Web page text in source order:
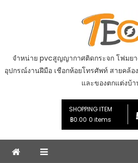
จำหน่าย pvcสูญญากาศติดกระจก โฟมย
อุปกรณ์งานฝีมือ เชือกห้อยโทรศัพท์ สายคล้
และของตกแต่งบ้
SHOPPING ITEM
฿0.00 0 items